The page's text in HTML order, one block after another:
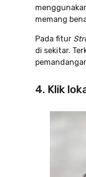
memang
Pada fitur
di sekitar.
4. Klik